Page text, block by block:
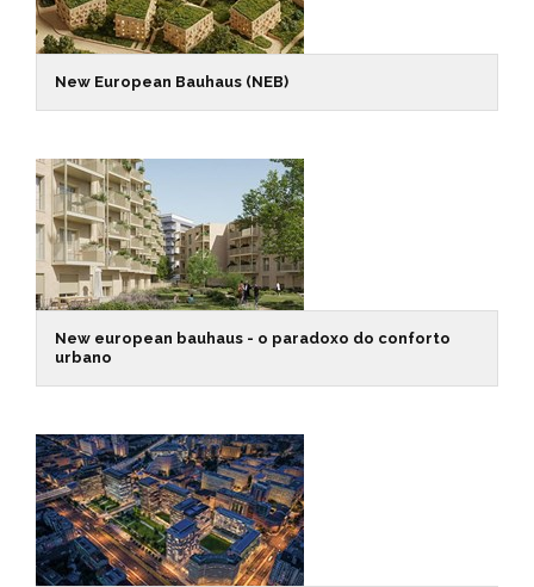
New European Bauhaus (NEB)
New european bauhaus - o paradoxo do conforto
urbano